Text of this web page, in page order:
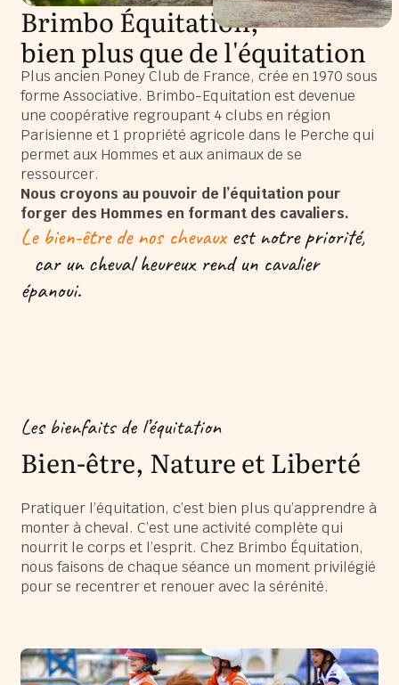
Brimbo Équitation,
bien plus que de l'équitation
Plus ancien Poney Club de France, crée en 1970 sous
forme Associative. Brimbo-Equitation est devenue
une coopérative regroupant 4 clubs en région
Parisienne et 1 propriété agricole dans le Perche qui
permet aux Hommes et aux animaux de se
ressourcer.
Nous croyons au pouvoir de l’équitation pour
forger des Hommes en formant des cavaliers.
Le bien-être de nos chevauxest notre priorité,
car un cheval heureux rend un cavalier
épanoui.
Les bienfaits de l’équitation
Bien-être, Nature et Liberté
Pratiquer l’équitation, c’est bien plus qu’apprendre à
monter à cheval. C’est une activité complète qui
nourrit le corps et l’esprit. Chez Brimbo Équitation,
nous faisons de chaque séance un moment privilégié
pour se recentrer et renouer avec la sérénité.